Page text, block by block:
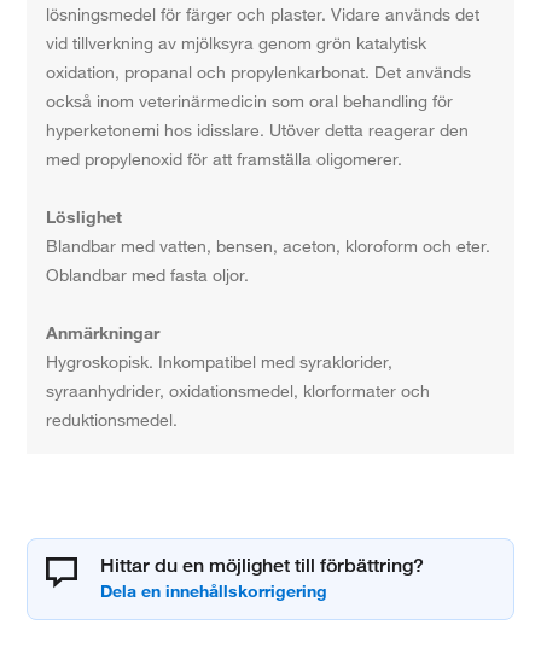
lösningsmedel för färger och plaster. Vidare används det
vid tillverkning av mjölksyra genom grön katalytisk
oxidation, propanal och propylenkarbonat. Det används
också inom veterinärmedicin som oral behandling för
hyperketonemi hos idisslare. Utöver detta reagerar den
med propylenoxid för att framställa oligomerer.
Löslighet
Blandbar med vatten, bensen, aceton, kloroform och eter.
Oblandbar med fasta oljor.
Anmärkningar
Hygroskopisk. Inkompatibel med syraklorider,
syraanhydrider, oxidationsmedel, klorformater och
reduktionsmedel.
Hittar du en möjlighet till förbättring?